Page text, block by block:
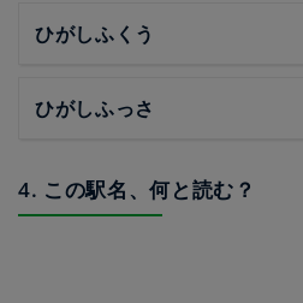
ひがしふくう
ひがしふっさ
4. この駅名、何と読む？